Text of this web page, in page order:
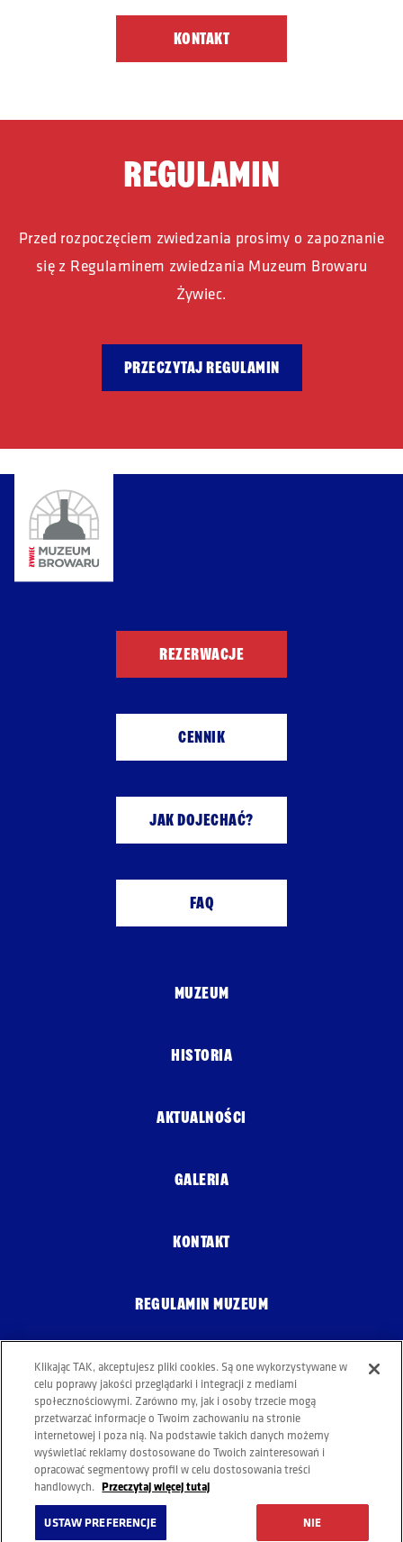
KONTAKT
REGULAMIN
Przed rozpoczęciem zwiedzania prosimy o zapoznanie
się z Regulaminem zwiedzania Muzeum Browaru
Żywiec.
PRZECZYTAJ REGULAMIN
REZERWACJE
CENNIK
JAK DOJECHAĆ?
FAQ
MUZEUM
HISTORIA
AKTUALNOŚCI
GALERIA
KONTAKT
REGULAMIN MUZEUM
POLITYKA COOKIES
Klikając TAK, akceptujesz pliki cookies. Są one wykorzystywane w
celu poprawy jakości przeglądarki i integracji z mediami
społecznościowymi. Zarówno my, jak i osoby trzecie mogą
przetwarzać informacje o Twoim zachowaniu na stronie
internetowej i poza nią. Na podstawie takich danych możemy
wyświetlać reklamy dostosowane do Twoich zainteresowań i
opracować segmentowy profil w celu dostosowania treści
handlowych. Przeczytaj więcej tutaj
USTAW PREFERENCJE NIE